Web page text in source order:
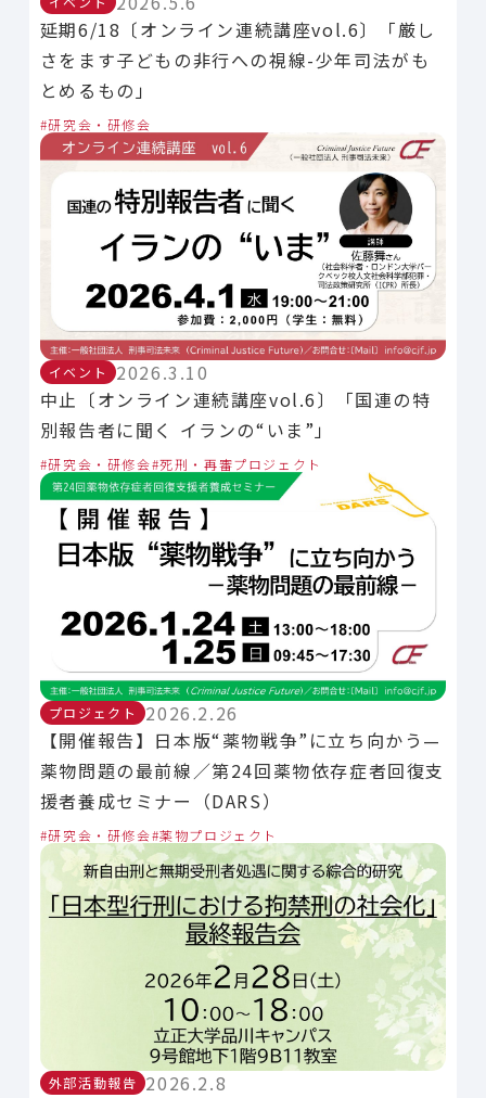
延期6/18〔オンライン連続講座vol.6〕「厳し
さをます子どもの非行への視線-少年司法がも
とめるもの」
研究会・研修会
イベント
2026.3.10
中止〔オンライン連続講座vol.6〕「国連の特
別報告者に聞く イランの“いま”」
研究会・研修会 死刑・再審プロジェクト
プロジェクト
2026.2.26
【開催報告】日本版“薬物戦争”に立ち向かう—
薬物問題の最前線／第24回薬物依存症者回復支
援者養成セミナー（DARS）
研究会・研修会 薬物プロジェクト
外部活動報告 2026.2.8